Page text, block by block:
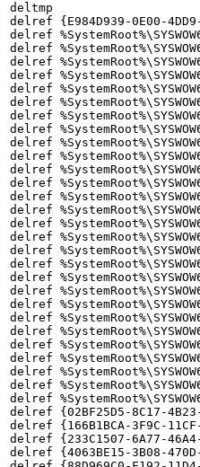
deltmp
delref {E984D939-0E00-
delref
delref
delref
delref
delref
delref
delref
delref
delref
delref
delref
delref
delref
delref
delref
delref
delref
delref
delref
delref
delref
delref
delref
delref
delref
delref
delref
delref
delref {02BF25D5-8C17-4B23-
delref {166B1BCA-3F9C-
delref {233C1507-6A77-
delref {4063BE15-3B08-470D-